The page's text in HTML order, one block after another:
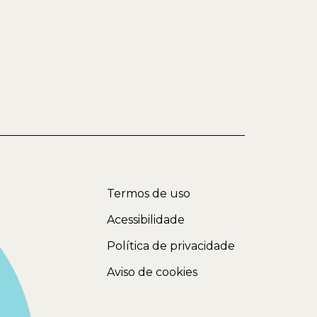
Termos de uso
Acessibilidade
Política de privacidade
Aviso de cookies